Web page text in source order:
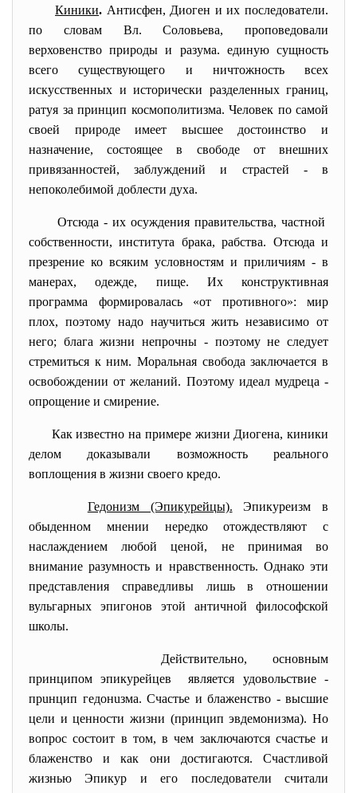
Киники. Антисфен, Диоген и их последователи.
по словам Вл. Соловьева, проповедовали
верховенство природы и разума. единую сущность
всего существующего и ничтожность всех
искусственных и исторически разделенных границ,
ратуя за принцип космополитизма. Человек по самой
своей природе имеет высшее достоинство и
назначение, состоящее в свободе от внешних
привязанностей, заблуждений и страстей - в
непоколебимой доблести духа.
Отсюда - их осуждения правительства, частной
собственности, института брака, рабства. Отсюда и
презрение ко всяким условностям и приличиям - в
манерах, одежде, пище. Их конструктивная
программа формировалась «от противного»: мир
плох, поэтому надо научиться жить независимо от
него; блага жизни непрочны - поэтому не следует
стремиться к ним. Моральная свобода заключается в
освобождении от желаний. Поэтому идеал мудреца -
опрощение и смирение.
Как известно на примере жизни Диогена, киники
делом доказывали возможность реального
воплощения в жизни своего кредо.
Гедонизм (Эпикурейцы). Эпикуреизм в
обыденном мнении нередко отождествляют с
наслаждением любой ценой, не принимая во
внимание разумность и нравственность. Однако эти
представления справедливы лишь в отношении
вульгарных эпигонов этой античной философской
школы.
Действительно, основным
принципом эпикурейцев является удовольствие -
прuнцип гедонuзмa. Счастье и блаженство - высшие
цели и ценности жизни (принцип эвдемонизма). Но
вопрос состоит в том, в чем заключаются счастье и
блаженство и как они достигаются. Счастливой
жизнью Эпикур и его последователи считали